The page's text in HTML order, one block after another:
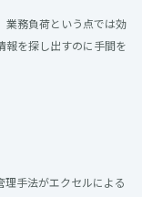
業務負荷という点では効
報を探し出すのに手間を
手法がエクセルによる